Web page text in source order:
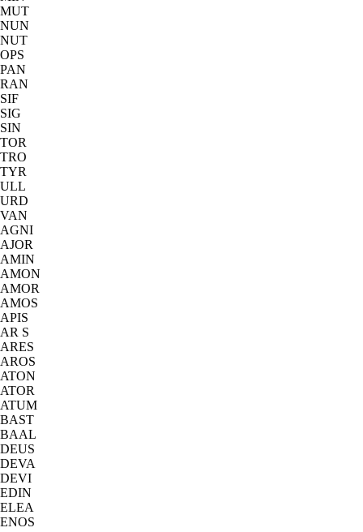
MUT
NUN
NUT
OPS
PAN
RAN
SIF
SIG
SIN
TOR
TRO
TYR
ULL
URD
VAN
AGNI
AJOR
AMIN
AMON
AMOR
AMOS
APIS
AR S
ARES
AROS
ATON
ATOR
ATUM
BAST
BAAL
DEUS
DEVA
DEVI
EDIN
ELEA
ENOS